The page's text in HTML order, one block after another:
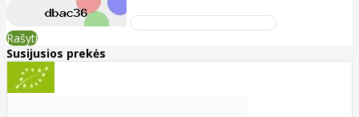
Rašyti
Susijusios prekės